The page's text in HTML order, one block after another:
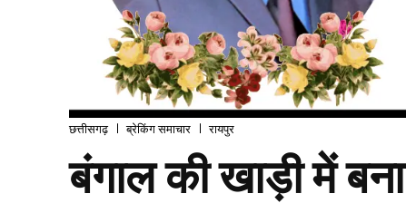
छत्तीसगढ़ ब्रेकिंग समाचार रायपुर
बंगाल की खाड़ी में